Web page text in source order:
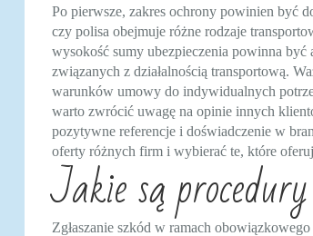
Po pierwsze, zakres ochrony powinien być
czy polisa obejmuje różne rodzaje
wysokość sumy ubezpieczenia powinna
związanych z działalnością transportową.
warunków umowy do indywidualnych
warto zwrócić uwagę na opinie innych
pozytywne referencje i doświadczenie w
oferty różnych firm i wybierać te, które
Jakie są
Zgłaszanie szkód w ramach